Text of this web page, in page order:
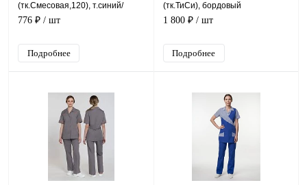
(тк.Смесовая,120), т.синий/
васильковый
776 ₽ / шт
Подробнее
(тк.ТиСи), бордовый
1 800 ₽ / шт
Подробнее